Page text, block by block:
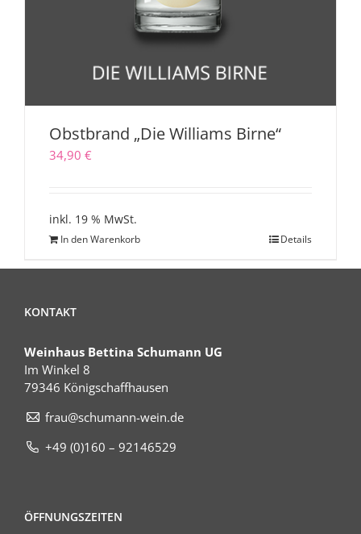
Obstbrand „Die Williams Birne“
34,90 €
inkl. 19 % MwSt.
In den Warenkorb Details
KONTAKT
Weinhaus Bettina Schumann UG
Im Winkel 8
79346 Königschaffhausen
frau@schumann-wein.de
+49 (0)160 – 92146529
ÖFFNUNGSZEITEN